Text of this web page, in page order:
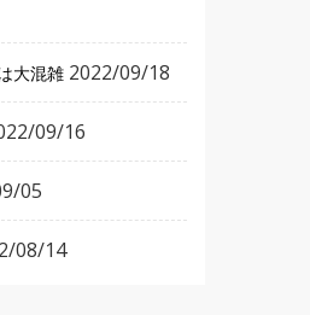
大混雑 2022/09/18
09/16
05
08/14